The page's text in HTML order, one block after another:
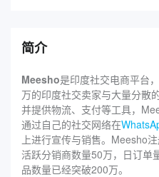
简介
Meesho是印度社交电商平台
万的印度社交卖家与大量分散
并提供物流、支付等工具，
通过自己的社交网络在
上进行宣传与销售。Meesho
活跃分销商数量50万，日订单
品数量已经突破200万。